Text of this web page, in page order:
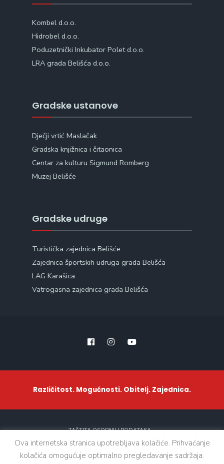
Kombel d.o.o.
Hidrobel d.o.o.
Poduzetnički Inkubator Polet d.o.o.
LRA grada Belišća d.o.o.
Gradske ustanove
Dječji vrtić Maslačak
Gradska knjižnica i čitaonica
Centar za kulturu Sigmund Romberg
Muzej Belišće
Gradske udruge
Turistička zajednica Belišće
Zajednica športskih udruga grada Belišća
LAG Karašica
Vatrogasna zajednica grada Belišća
Različitost. Mogućnosti. Obitelj. Zajednica.
ZAŠTITA OSOBNIH PODATAKA
Ova internetska stranica upotrebljava kolačiće. Prihvaćanje
kolačića omogućuje optimalno pregledavanje sadržaja.